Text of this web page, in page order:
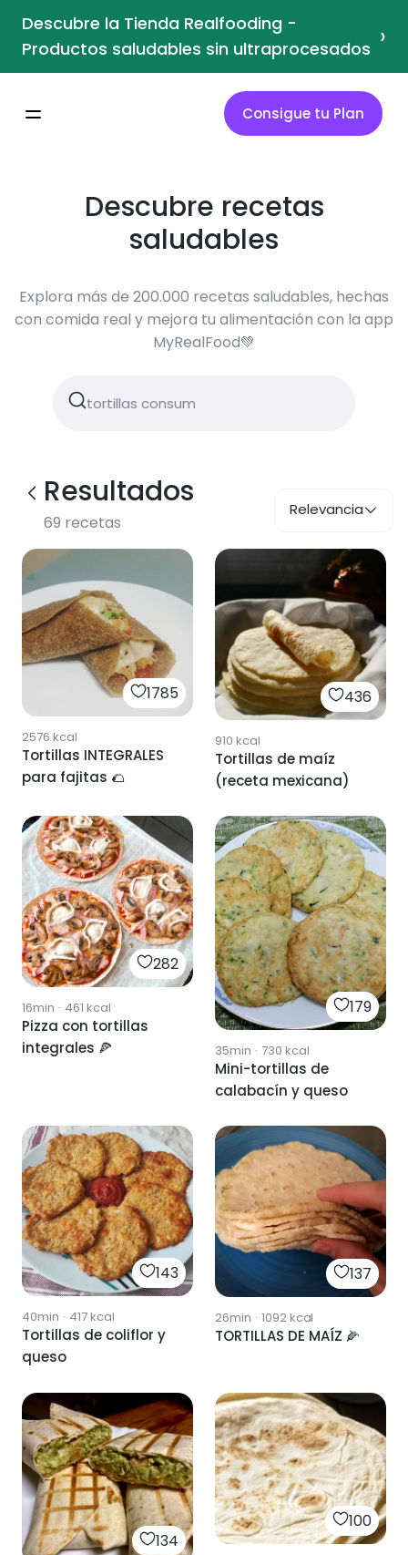
Descubre la Tienda Realfooding -
Productos saludables sin ultraprocesados ›
Consigue tu Plan
Descubre recetas
saludables
Explora más de 200.000 recetas saludables, hechas
con comida real y mejora tu alimentación con la app
MyRealFood💚
Resultados
69 recetas
Relevancia
1785
2576 kcal
Tortillas INTEGRALES
para fajitas 🌮
436
910 kcal
Tortillas de maíz
(receta mexicana)
282
16min · 461 kcal
Pizza con tortillas
integrales 🍕
179
35min · 730 kcal
Mini-tortillas de
calabacín y queso
143
40min · 417kcal
Tortillas de coliflor y
queso
137
26min · 1092kcal
TORTILLAS DE MAÍZ 🌽
134
100